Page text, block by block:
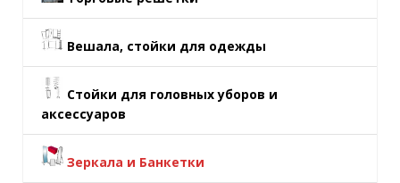
Вешала, стойки для одежды
Стойки для головных уборов и
аксессуаров
Зеркала и Банкетки